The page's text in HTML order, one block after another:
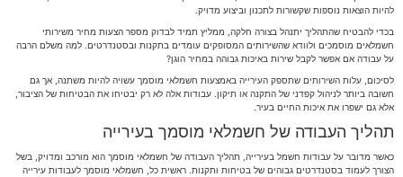
להיות הוצאות נוספות שקשורות לתכנון וביצוע מדויק.
בכדי להבטיח שהתהליך יתנהל בצורה חלקה, ממליץ תמיד לבדוק מספר הצעות מחיר משירותי
חשמלאים מוסמכים ולוודא שהשירותים המסופקים עומדים בתקנות ובסטנדרטים. למה משלם הרבה
על עבודה אם אפשר לקבל שירות באיכות גבוהה במחיר הוגן?
לסיכום, עלות השירותים שתספק העירייה באמצעות חשמלאי מוסמך עשויה להיות משתנה, אך גם
חשובה ביותר לניהול קפדני של התקנה או תיקון. עבודות אלה לא רק יבטיחו את הבטיחות של הציבור,
אלא גם ישפרו את איכות החיים בעיר.
תהליך העבודה של חשמלאי מוסמך בעירייה
כאשר מדובר על עבודות חשמל בעירייה, תהליך העבודה של חשמלאי מוסמך הוא מורכב ומדויק, בשל
הצורך לעמוד בסטנדרטים גבוהים של בטיחות ותקנות. ראשית כל, חשמלאי מוסמך לעבודות עירייה